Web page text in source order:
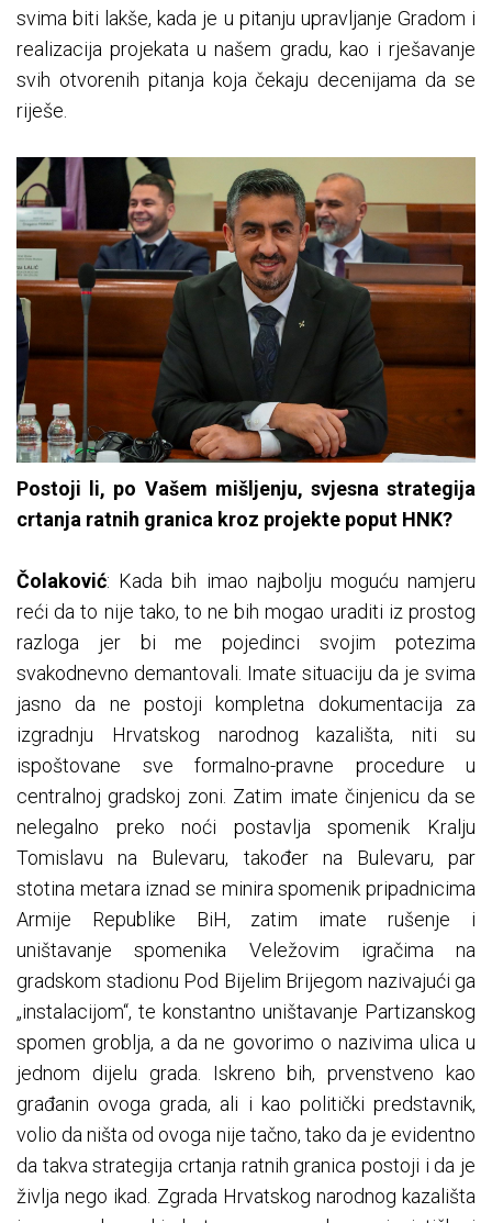
svima biti lakše, kada je u pitanju upravljanje Gradom i
realizacija projekata u našem gradu, kao i rješavanje
svih otvorenih pitanja koja čekaju decenijama da se
riješe.
Postoji li, po Vašem mišljenju, svjesna strategija
crtanja ratnih granica kroz projekte poput HNK?
Čolaković: Kada bih imao najbolju moguću namjeru
reći da to nije tako, to ne bih mogao uraditi iz prostog
razloga jer bi me pojedinci svojim potezima
svakodnevno demantovali. Imate situaciju da je svima
jasno da ne postoji kompletna dokumentacija za
izgradnju Hrvatskog narodnog kazališta, niti su
ispoštovane sve formalno-pravne procedure u
centralnoj gradskoj zoni. Zatim imate činjenicu da se
nelegalno preko noći postavlja spomenik Kralju
Tomislavu na Bulevaru, također na Bulevaru, par
stotina metara iznad se minira spomenik pripadnicima
Armije Republike BiH, zatim imate rušenje i
uništavanje spomenika Veležovim igračima na
gradskom stadionu Pod Bijelim Brijegom nazivajući ga
„instalacijom“, te konstantno uništavanje Partizanskog
spomen groblja, a da ne govorimo o nazivima ulica u
jednom dijelu grada. Iskreno bih, prvenstveno kao
građanin ovoga grada, ali i kao politički predstavnik,
volio da ništa od ovoga nije tačno, tako da je evidentno
da takva strategija crtanja ratnih granica postoji i da je
življa nego ikad. Zgrada Hrvatskog narodnog kazališta